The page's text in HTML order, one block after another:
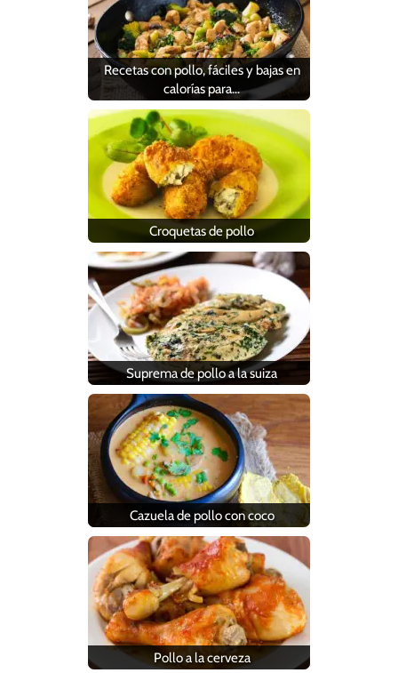
Recetas con pollo, fáciles y bajas en
calorías para…
Croquetas de pollo
Suprema de pollo a la suiza
Cazuela de pollo con coco
Pollo a la cerveza